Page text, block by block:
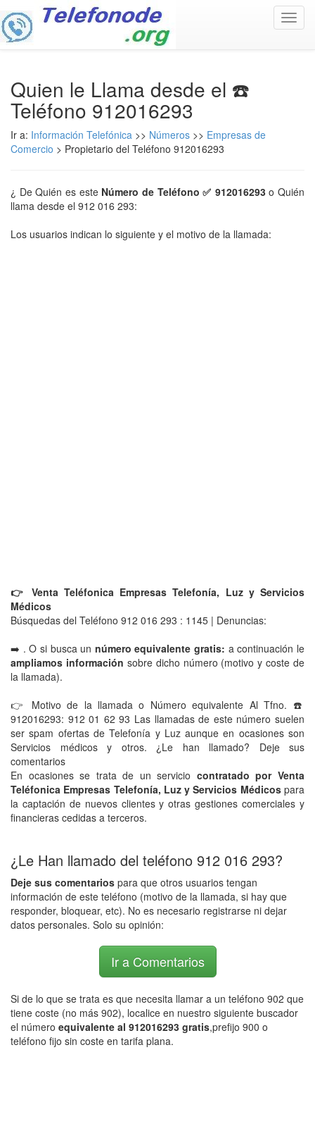
Quien le Llama desde el ☎️
Teléfono 912016293
Ir a: Información Telefónica >> Números >> Empresas de
Comercio > Propietario del Teléfono 912016293
¿ De Quién es este Número de Teléfono ✅ 912016293o Quién
llama desde el 912 016 293:
Los usuarios indican lo siguiente y el motivo de la llamada:
👉 Venta Teléfonica Empresas Telefonía, Luz y Servicios
Médicos
Búsquedas del Teléfono 912 016 293 : 1145 | Denuncias:
➡️ . O si busca un número equivalente gratis: a continuación le
ampliamos información sobre dicho número (motivo y coste de
la llamada).
👉 Motivo de la llamada o Número equivalente Al Tfno. ☎️
912016293: 912 01 62 93 Las llamadas de este número suelen
ser spam ofertas de Telefonía y Luz aunque en ocasiones son
Servicios médicos y otros. ¿Le han llamado? Deje sus
comentarios
En ocasiones se trata de un servicio contratado por Venta
Teléfonica Empresas Telefonía, Luz y Servicios Médicos para
la captación de nuevos clientes y otras gestiones comerciales y
financieras cedidas a terceros.
¿Le Han llamado del teléfono 912 016 293?
Deje sus comentarios para que otros usuarios tengan
información de este teléfono (motivo de la llamada, si hay que
responder, bloquear, etc). No es necesario registrarse ni dejar
datos personales. Solo su opinión:
Ir a Comentarios
Si de lo que se trata es que necesita llamar a un teléfono 902 que
tiene coste (no más 902), localice en nuestro siguiente buscador
el número equivalente al 912016293 gratis,prefijo 900 o
teléfono fijo sin coste en tarifa plana.